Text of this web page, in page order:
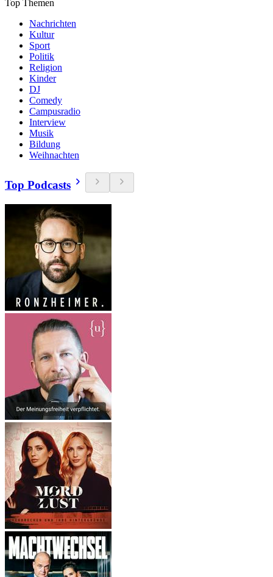
Top Themen
Nachrichten
Kultur
Sport
Politik
Religion
Kinder
DJ
Comedy
Campusradio
Interview
Musik
Bildung
Weihnachten
Top Podcasts